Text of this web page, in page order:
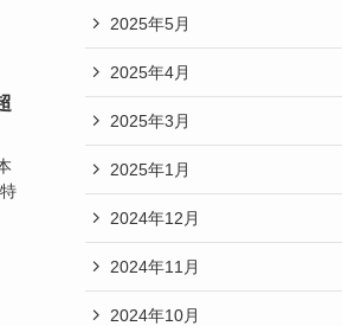
2025年5月
2025年4月
2025年3月
2025年1月
2024年12月
2024年11月
2024年10月